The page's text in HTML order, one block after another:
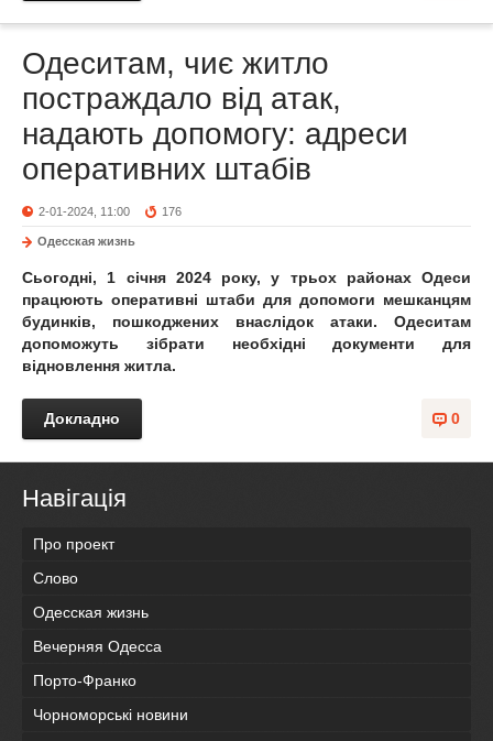
Одеситам, чиє житло
постраждало від атак,
надають допомогу: адреси
оперативних штабів
2-01-2024, 11:00 176
Одесская жизнь
Сьогодні, 1 січня 2024 року, у трьох районах Одеси
працюють оперативні штаби для допомоги мешканцям
будинків, пошкоджених внаслідок атаки. Одеситам
допоможуть зібрати необхідні документи для
відновлення житла.
0
Докладно
Навігація
Про проект
Слово
Одесская жизнь
Вечерняя Одесса
Порто-Франко
Чорноморські новини